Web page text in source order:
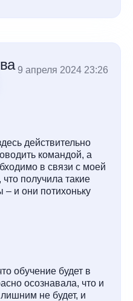
9 апреля 2024 23:26
действительно
командой, а
в связи с моей
получила такие
и они потихоньку
обучение будет в
осознавала, что и
не будет, и